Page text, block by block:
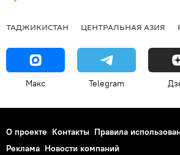
ТАДЖИКИСТАН ЦЕНТРАЛЬНАЯ АЗИЯ
Макс Telegram
О проекте Контакты Правила
Реклама Новости компаний